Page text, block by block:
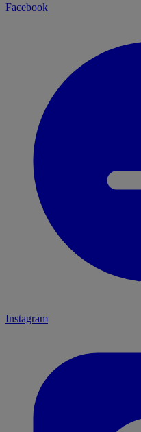
Facebook
Instagram